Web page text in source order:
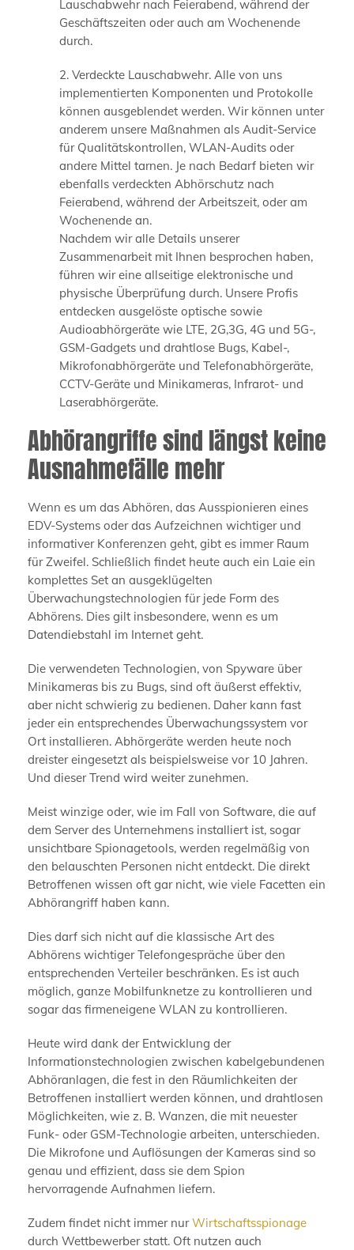
Lauschabwehr nach Feierabend, während der
Geschäftszeiten oder auch am Wochenende
durch.
2. Verdeckte Lauschabwehr. Alle von uns
implementierten Komponenten und Protokolle
können ausgeblendet werden. Wir können unter
anderem unsere Maßnahmen als Audit-Service
für Qualitätskontrollen, WLAN-Audits oder
andere Mittel tarnen. Je nach Bedarf bieten wir
ebenfalls verdeckten Abhörschutz nach
Feierabend, während der Arbeitszeit, oder am
Wochenende an.
Nachdem wir alle Details unserer
Zusammenarbeit mit Ihnen besprochen haben,
führen wir eine allseitige elektronische und
physische Überprüfung durch. Unsere Profis
entdecken ausgelöste optische sowie
Audioabhörgeräte wie LTE, 2G,3G, 4G und 5G-,
GSM-Gadgets und drahtlose Bugs, Kabel-,
Mikrofonabhörgeräte und Telefonabhörgeräte,
CCTV-Geräte und Minikameras, Infrarot- und
Laserabhörgeräte.
Abhörangriffe sind längst keine
Ausnahmefälle mehr
Wenn es um das Abhören, das Ausspionieren eines
EDV-Systems oder das Aufzeichnen wichtiger und
informativer Konferenzen geht, gibt es immer Raum
für Zweifel. Schließlich findet heute auch ein Laie ein
komplettes Set an ausgeklügelten
Überwachungstechnologien für jede Form des
Abhörens. Dies gilt insbesondere, wenn es um
Datendiebstahl im Internet geht.
Die verwendeten Technologien, von Spyware über
Minikameras bis zu Bugs, sind oft äußerst effektiv,
aber nicht schwierig zu bedienen. Daher kann fast
jeder ein entsprechendes Überwachungssystem vor
Ort installieren. Abhörgeräte werden heute noch
dreister eingesetzt als beispielsweise vor 10 Jahren.
Und dieser Trend wird weiter zunehmen.
Meist winzige oder, wie im Fall von Software, die auf
dem Server des Unternehmens installiert ist, sogar
unsichtbare Spionagetools, werden regelmäßig von
den belauschten Personen nicht entdeckt. Die direkt
Betroffenen wissen oft gar nicht, wie viele Facetten ein
Abhörangriff haben kann.
Dies darf sich nicht auf die klassische Art des
Abhörens wichtiger Telefongespräche über den
entsprechenden Verteiler beschränken. Es ist auch
möglich, ganze Mobilfunknetze zu kontrollieren und
sogar das firmeneigene WLAN zu kontrollieren.
Heute wird dank der Entwicklung der
Informationstechnologien zwischen kabelgebundenen
Abhöranlagen, die fest in den Räumlichkeiten der
Betroffenen installiert werden können, und drahtlosen
Möglichkeiten, wie z. B. Wanzen, die mit neuester
Funk- oder GSM-Technologie arbeiten, unterschieden.
Die Mikrofone und Auflösungen der Kameras sind so
genau und effizient, dass sie dem Spion
hervorragende Aufnahmen liefern.
Zudem findet nicht immer nurWirtschaftsspionage
durch Wettbewerber statt. Oft nutzen auch